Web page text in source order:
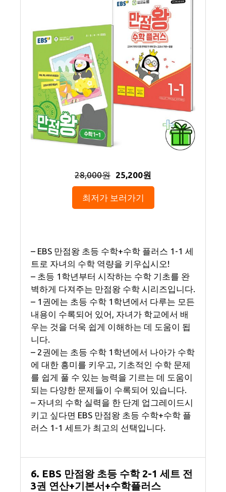
28,000원 25,200원
최저가 보러가기
– EBS 만점왕 초등 수학+수학 플러스 1-1 세
트로 자녀의 수학 역량을 키우십시오!
– 초등 1학년부터 시작하는 수학 기초를 완
벽하게 다져주는 만점왕 수학 시리즈입니다.
– 1권에는 초등 수학 1학년에서 다루는 모든
내용이 수록되어 있어, 자녀가 학교에서 배
우는 것을 더욱 쉽게 이해하는 데 도움이 됩
니다.
– 2권에는 초등 수학 1학년에서 나아가 수학
에 대한 흥미를 키우고, 기초적인 수학 문제
를 쉽게 풀 수 있는 능력을 기르는 데 도움이
되는 다양한 문제들이 수록되어 있습니다.
– 자녀의 수학 실력을 한 단계 업그레이드시
키고 싶다면 EBS 만점왕 초등 수학+수학 플
러스 1-1 세트가 최고의 선택입니다.
6. EBS 만점왕 초등 수학 2-1 세트 전
3권 연산+기본서+수학플러스